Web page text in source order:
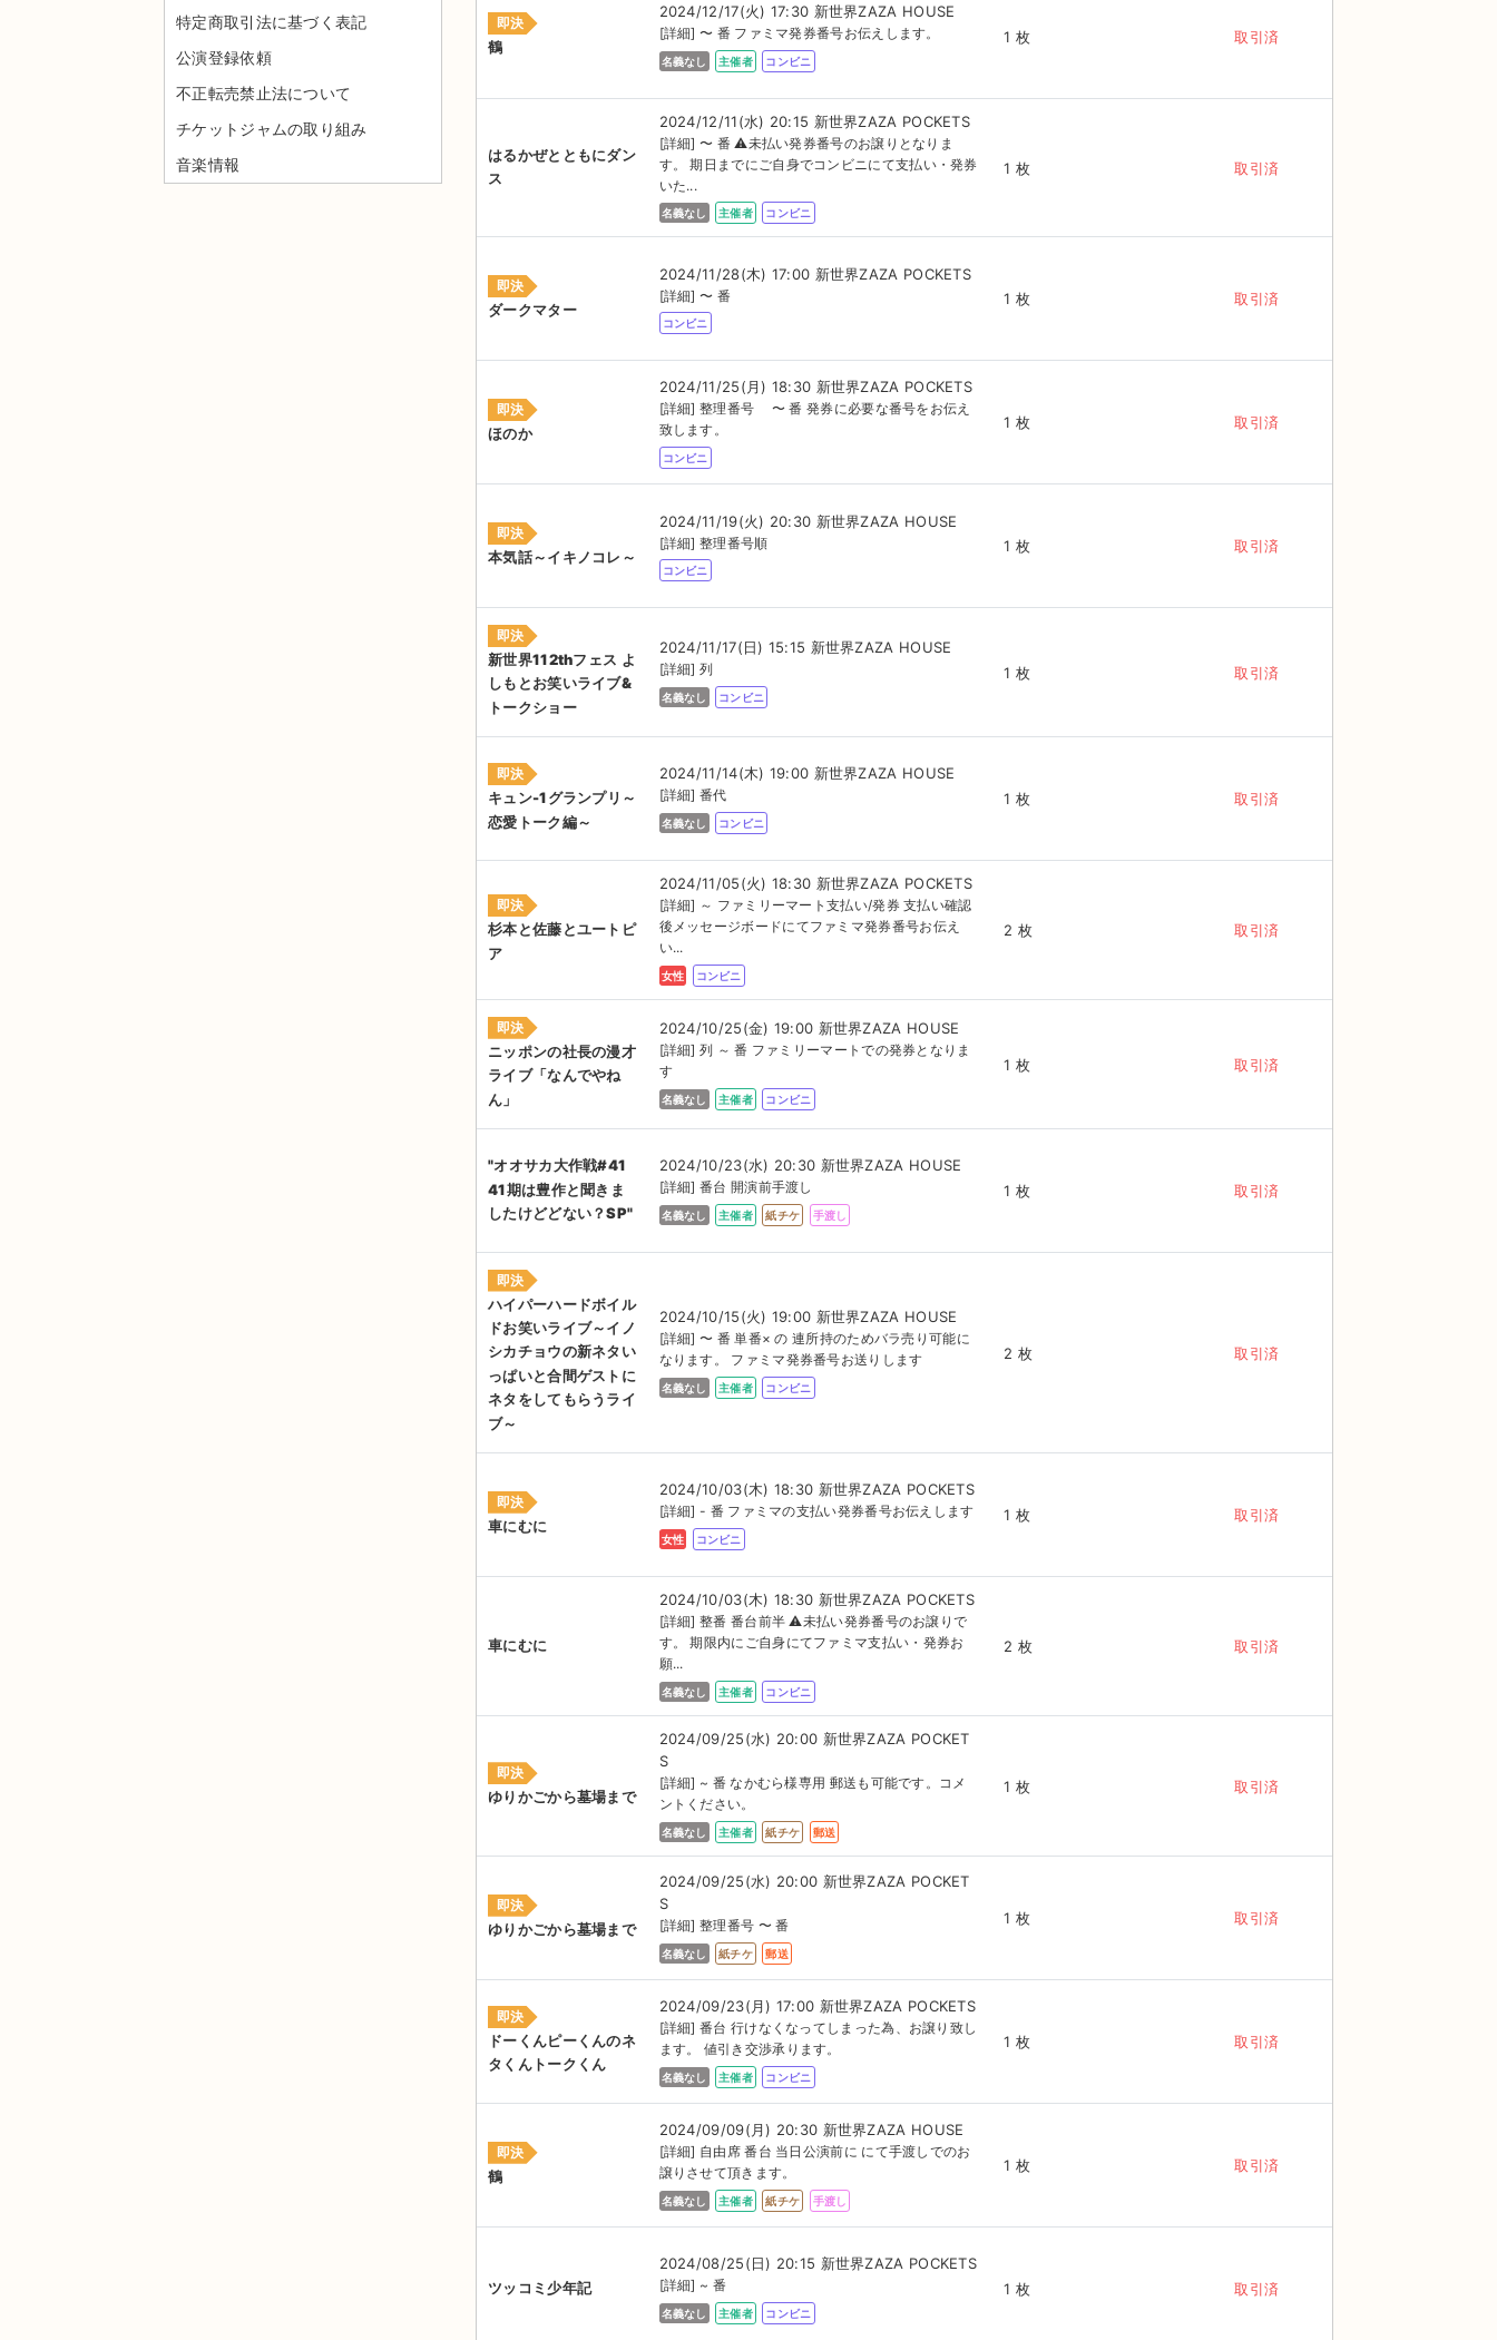
即決
鶴
2024/12/17(火) 17:30 新世界ZAZA HOUSE
[詳細] 〜 番 ファミマ発券番号お伝えします。
名義なし 主催者 コンビニ
1 枚 取引済
はるかぜとともにダン
ス
2024/12/11(水) 20:15 新世界ZAZA POCKETS
[詳細] 〜 番 ⚠︎未払い発券番号のお譲りとなりま
す。 期日までにご自身でコンビニにて支払い・発券
いた...
名義なし 主催者 コンビニ
1 枚 取引済
即決
ダークマター
2024/11/28(木) 17:00 新世界ZAZA POCKETS
[詳細] 〜 番
コンビニ
1 枚 取引済
即決
ほのか
2024/11/25(月) 18:30 新世界ZAZA POCKETS
[詳細] 整理番号 〜 番 発券に必要な番号をお伝え
致します。
コンビニ
1 枚 取引済
即決
本気話～イキノコレ～
2024/11/19(火) 20:30 新世界ZAZA HOUSE
[詳細] 整理番号順
コンビニ
1 枚 取引済
即決
新世界112thフェス よ
しもとお笑いライブ&
トークショー
2024/11/17(日) 15:15 新世界ZAZA HOUSE
[詳細] 列
名義なし コンビニ
1 枚 取引済
即決
キュン-1グランプリ～
恋愛トーク編～
2024/11/14(木) 19:00 新世界ZAZA HOUSE
[詳細] 番代
名義なし コンビニ
1 枚 取引済
即決
杉本と佐藤とユートピ
ア
2024/11/05(火) 18:30 新世界ZAZA POCKETS
[詳細] ～ ファミリーマート支払い/発券 支払い確認
後メッセージボードにてファミマ発券番号お伝え
い...
女性 コンビニ
2 枚 取引済
即決
ニッポンの社長の漫才
ライブ「なんでやね
ん」
2024/10/25(金) 19:00 新世界ZAZA HOUSE
[詳細] 列 ～ 番 ファミリーマートでの発券となりま
す
名義なし 主催者 コンビニ
1 枚 取引済
"オオサカ大作戦#41
41期は豊作と聞きま
したけどどない？SP"
2024/10/23(水) 20:30 新世界ZAZA HOUSE
[詳細] 番台 開演前手渡し
名義なし 主催者 紙チケ 手渡し
1 枚 取引済
即決
ハイパーハードボイル
ドお笑いライブ～イノ
シカチョウの新ネタい
っぱいと合間ゲストに
ネタをしてもらうライ
ブ～
2024/10/15(火) 19:00 新世界ZAZA HOUSE
[詳細] 〜 番 単番× の 連所持のためバラ売り可能に
なります。 ファミマ発券番号お送りします
名義なし 主催者 コンビニ
2 枚 取引済
即決
車にむに
2024/10/03(木) 18:30 新世界ZAZA POCKETS
[詳細] - 番 ファミマの支払い発券番号お伝えします
女性 コンビニ
1 枚 取引済
車にむに
2024/10/03(木) 18:30 新世界ZAZA POCKETS
[詳細] 整番 番台前半 ⚠︎未払い発券番号のお譲りで
す。 期限内にご自身にてファミマ支払い・発券お
願...
名義なし 主催者 コンビニ
2 枚 取引済
即決
ゆりかごから墓場まで
2024/09/25(水) 20:00 新世界ZAZA POCKET
S
[詳細] ~ 番 なかむら様専用 郵送も可能です。コメ
ントください。
名義なし 主催者 紙チケ 郵送
1 枚 取引済
即決
ゆりかごから墓場まで
2024/09/25(水) 20:00 新世界ZAZA POCKET
S
[詳細] 整理番号 〜 番
名義なし 紙チケ 郵送
1 枚 取引済
即決
ドーくんピーくんのネ
タくんトークくん
2024/09/23(月) 17:00 新世界ZAZA POCKETS
[詳細] 番台 行けなくなってしまった為、お譲り致し
ます。 値引き交渉承ります。
名義なし 主催者 コンビニ
1 枚 取引済
即決
鶴
2024/09/09(月) 20:30 新世界ZAZA HOUSE
[詳細] 自由席 番台 当日公演前に にて手渡しでのお
譲りさせて頂きます。
名義なし 主催者 紙チケ 手渡し
1 枚 取引済
ツッコミ少年記
2024/08/25(日) 20:15 新世界ZAZA POCKETS
[詳細] ~ 番
名義なし 主催者 コンビニ
1 枚 取引済
特定商取引法に基づく表記
公演登録依頼
不正転売禁止法について
チケットジャムの取り組み
音楽情報